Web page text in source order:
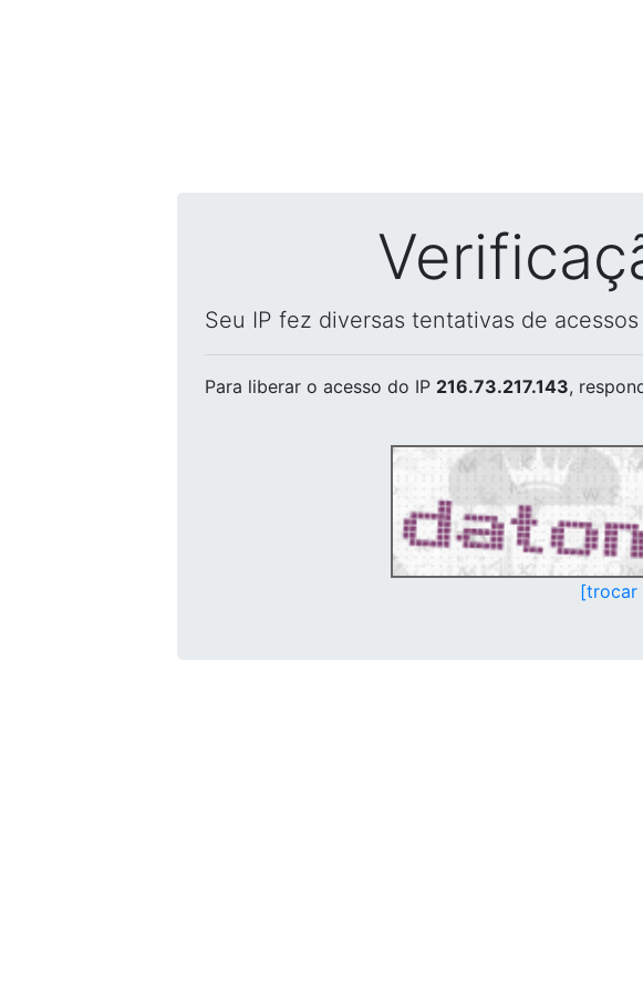
Seu IP fez diversas tentativas de
Para liberar o acesso do IP 216.73.217.143,
[trocar